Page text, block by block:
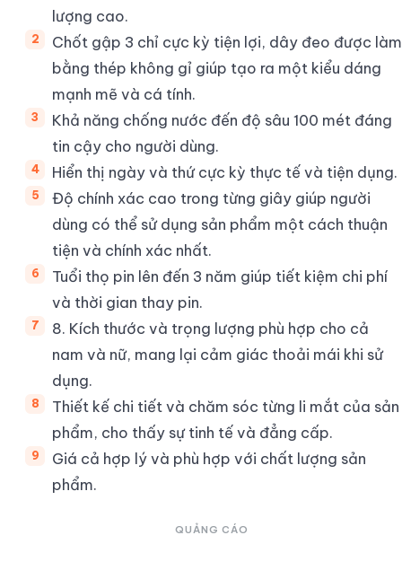
lượng cao.
Chốt gập 3 chỉ cực kỳ tiện lợi, dây đeo được làm
bằng thép không gỉ giúp tạo ra một kiểu dáng
mạnh mẽ và cá tính.
Khả năng chống nước đến độ sâu 100 mét đáng
tin cậy cho người dùng.
Hiển thị ngày và thứ cực kỳ thực tế và tiện dụng.
Độ chính xác cao trong từng giây giúp người
dùng có thể sử dụng sản phẩm một cách thuận
tiện và chính xác nhất.
Tuổi thọ pin lên đến 3 năm giúp tiết kiệm chi phí
và thời gian thay pin.
8. Kích thước và trọng lượng phù hợp cho cả
nam và nữ, mang lại cảm giác thoải mái khi sử
dụng.
Thiết kế chi tiết và chăm sóc từng li mắt của sản
phẩm, cho thấy sự tinh tế và đẳng cấp.
Giá cả hợp lý và phù hợp với chất lượng sản
phẩm.
QUẢNG CÁO